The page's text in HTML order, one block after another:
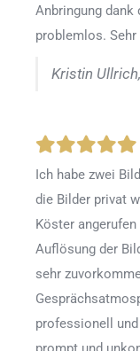
Anbringung dank
problemlos. Sehr
Kristin
Ich habe zwei
die Bilder privat
Köster
Auflösung der
sehr
professionell